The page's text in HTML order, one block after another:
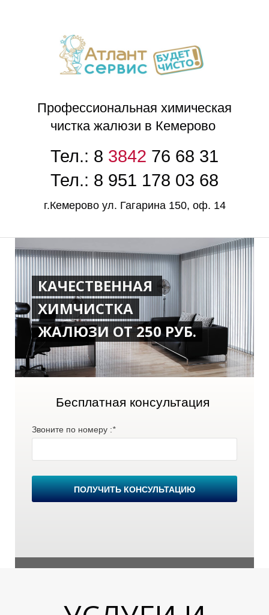
Профессиональная химическая
чистка жалюзи в Кемерово
Тел.: 8 3842 76 68 31
Тел.: 8 951 178 03 68
г.Кемерово ул. Гагарина 150, оф. 14
КАЧЕСТВЕННАЯ
ХИМЧИСТКА
ЖАЛЮЗИ ОТ 250 РУБ.
Бесплатная консультация
Звоните по номеру :*
ПОЛУЧИТЬ КОНСУЛЬТАЦИЮ
П
Р